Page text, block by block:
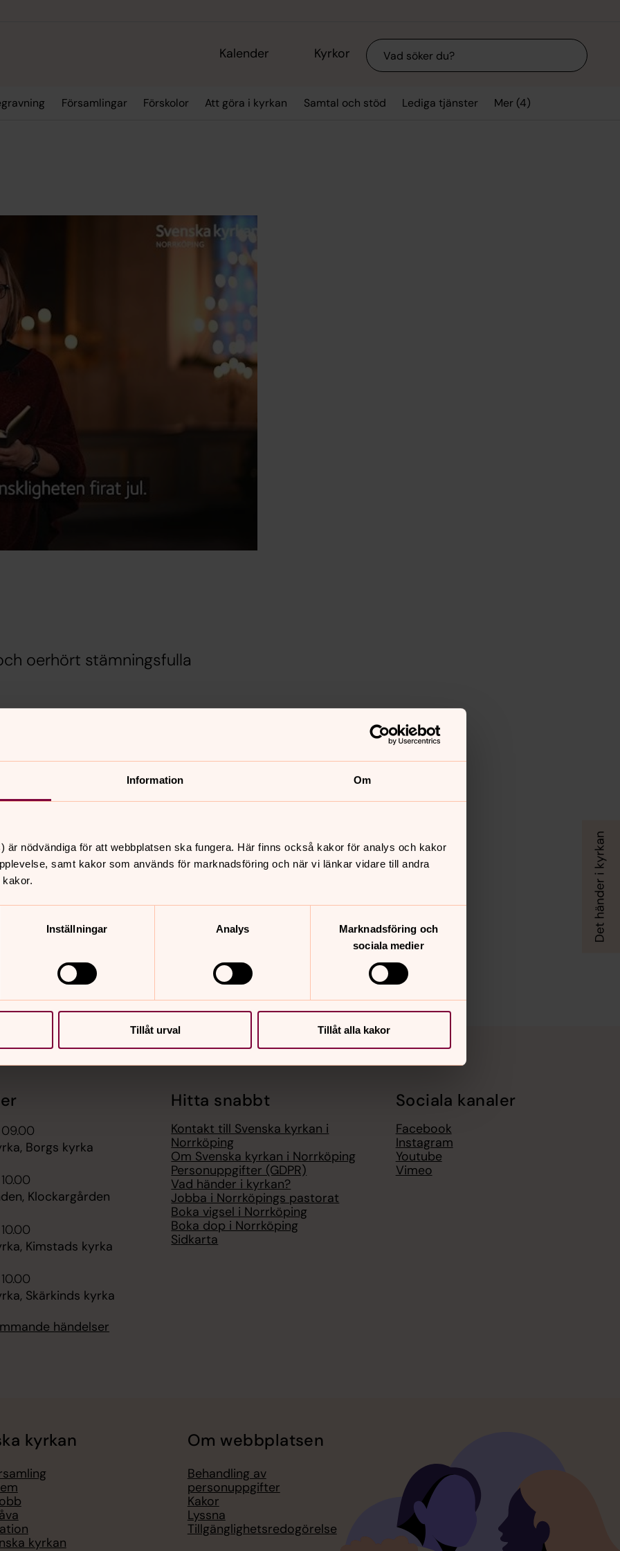
Information Om
är nödvändiga för att webbplatsen ska fungera. Här finns också kakor för analys och kakor
samt kakor som används för marknadsföring och när vi länkar vidare till andra
Inställningar Analys
Marknadsföring och
sociala medier
Tillåt urval Tillåt alla kakor
Kalender Kyrkor Sök
Församlingar Förskolor Att göra i kyrkan Samtal och stöd Lediga tjänster Mer (4)
oerhört stämningsfulla
länk på Youtube)
stund där Gud väljer att
välja att dela den värld vi lever i
Även idag. Vi lyssnar förstås till delar
Annika Widerstedt på piano och
Borgs kyrka
Klockargården
Kimstads kyrka
Skärkinds kyrka
händelser
Hitta snabbt
Kontakt till Svenska kyrkan i
Norrköping
Om Svenska kyrkan i Norrköping
Personuppgifter (GDPR)
Vad händer i kyrkan?
Jobba i Norrköpings pastorat
Boka vigsel i Norrköping
Boka dop i Norrköping
Sidkarta
Sociala kanaler
Facebook
Instagram
Youtube
Vimeo
kyrkan
kyrkan
Om webbplatsen
Behandling av
personuppgifter
Kakor
Lyssna
Tillgänglighetsredogörelse